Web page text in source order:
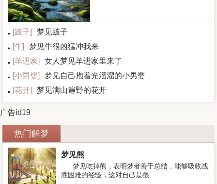
[跛子]
梦见跛子
[牛]
梦见牛很凶猛冲我来
[羊进家]
女人梦见羊进家里来了
[小男婴]
梦见自己抱着光溜溜的小男婴
[花开] 梦见满山遍野的花开
广告id19
热门解梦
梦见熊
梦见吃掉熊，表明梦者善于总结，能够吸收战
胜困难的经验，这对自己是很...